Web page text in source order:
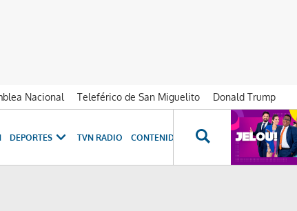
Nacional Teleférico de San Miguelito
Donald Trump
DEPORTES TVN RADIO CONTENIDOS ESPECIALES NOVELAS